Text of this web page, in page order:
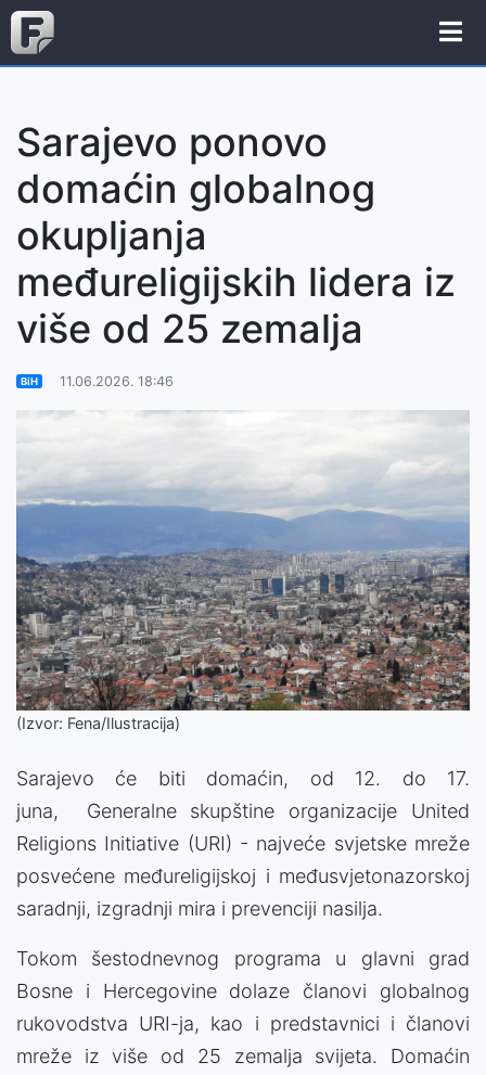
Sarajevo ponovo
domaćin globalnog
okupljanja
međureligijskih lidera iz
više od 25 zemalja
BiH 11.06.2026. 18:46
(Izvor: Fena/Ilustracija)
Sarajevo će biti domaćin, od 12. do 17.
juna, Generalne skupštine organizacije United
Religions Initiative (URI) - najveće svjetske mreže
posvećene međureligijskoj i međusvjetonazorskoj
saradnji, izgradnji mira i prevenciji nasilja.
Tokom šestodnevnog programa u glavni grad
Bosne i Hercegovine dolaze članovi globalnog
rukovodstva URI-ja, kao i predstavnici i članovi
mreže iz više od 25 zemalja svijeta. Domaćin